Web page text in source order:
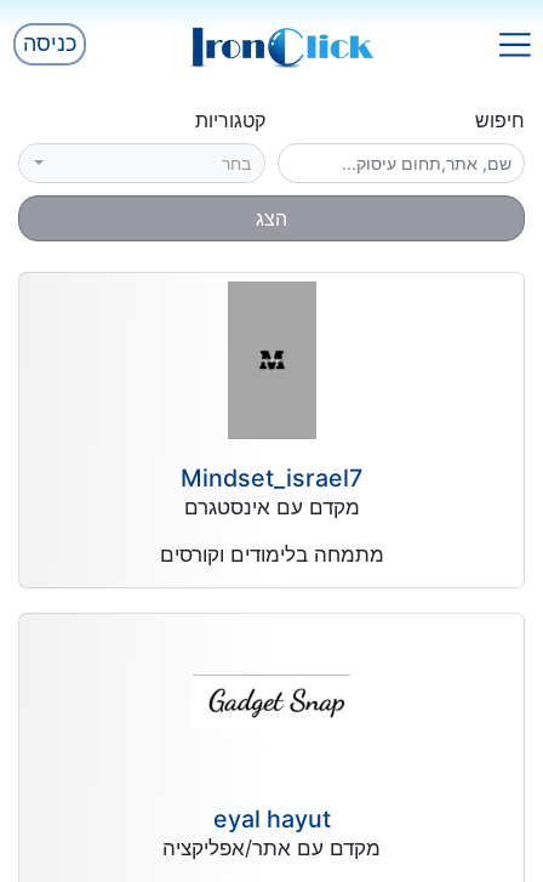
כניסה
חיפוש קטגוריות
בחר
הצג
Mindset_israel7
מקדם עם אינסטגרם
מתמחה בלימודים וקורסים
eyal hayut
מקדם עם אתר/אפליקציה